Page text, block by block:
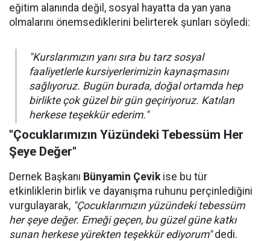
eğitim alanında değil, sosyal hayatta da yan yana
olmalarını önemsediklerini belirterek şunları söyledi:
"Kurslarımızın yanı sıra bu tarz sosyal
faaliyetlerle kursiyerlerimizin kaynaşmasını
sağlıyoruz. Bugün burada, doğal ortamda hep
birlikte çok güzel bir gün geçiriyoruz. Katılan
herkese teşekkür ederim."
"Çocuklarımızın Yüzündeki Tebessüm Her
Şeye Değer"
Dernek Başkanı Bünyamin Çevikise bu tür
etkinliklerin birlik ve dayanışma ruhunu perçinlediğini
vurgulayarak, "Çocuklarımızın yüzündeki tebessüm
her şeye değer. Emeği geçen, bu güzel güne katkı
sunan herkese yürekten teşekkür ediyorum"dedi.